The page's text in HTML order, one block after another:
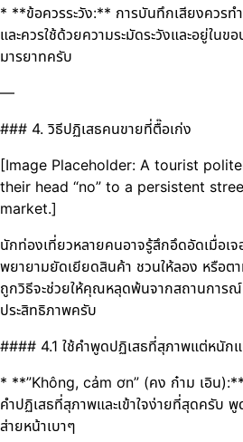
* **ข้อควรระวัง:** การบันทึกเสียงควรท
และควรใช้ด้วยความระมัดระวังและอยู่ในข
มารยาทครับ
—
### 4. วิธีปฏิเสธคนขายที่ตื๊อเก่ง
[Image Placeholder: A tourist
their head “no” to a persistent
market.]
นักท่องเที่ยวหลายคนอาจรู้สึกอึดอัดเมื่อเจ
พยายามยัดเยียดสินค้า ชวนให้ลอง หรือต
ถูกวิธีจะช่วยให้คุณหลุดพ้นจากสถานการณ์
ประสิทธิภาพครับ
#### 4.1 ใช้คำพูดปฏิเสธที่สุภาพแต่หนัก
* **”Không, cảm ơn” (คง ก๋าม เอิน
คำปฏิเสธที่สุภาพและเข้าใจง่ายที่สุดครับ
ส่ายหน้าเบาๆ